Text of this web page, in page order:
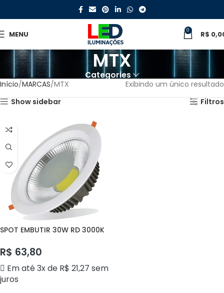
MENU 0 R$
MTX
Categories
Início MARCAS MTX
Exibindo um único resultado
Show sidebar
Filtros
SPOT EMBUTIR 30W RD 3000K
R$ 63,80
Em até 3x de R$ 21,27 sem
juros